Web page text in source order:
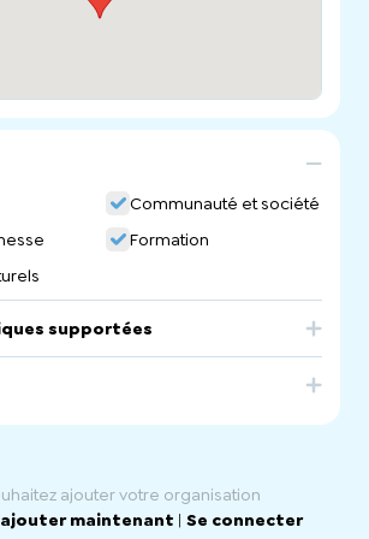
Communauté et société
Formation
supportées
ajouter votre organisation
maintenant | Se connecter